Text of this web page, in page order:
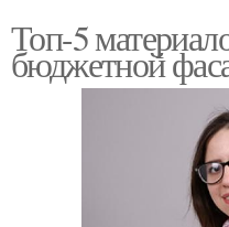
Дизайн для прихожей
Современный дизайн
Топ-5
бюджетной